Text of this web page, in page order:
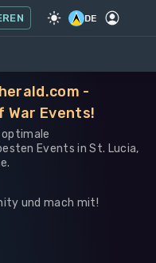
DE
-
War Events!
optimale
Events in St. Lucia,
und mach mit!